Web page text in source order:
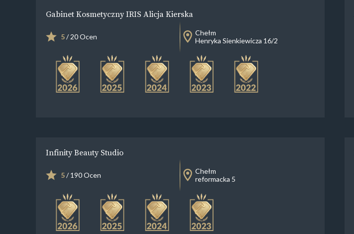
Gabinet Kosmetyczny IRIS Alicja Kierska
5/ 20 Ocen
Chełm
Henryka Sienkiewicza 16/2
Infinity Beauty Studio
5/ 190 Ocen
Chełm
reformacka 5